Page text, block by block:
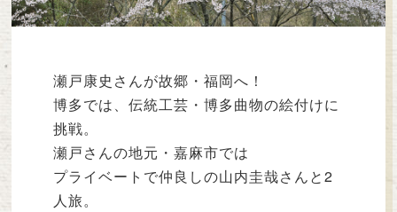
瀬戸康史さんが故郷・福岡へ！
博多では、伝統工芸・博多曲物の絵付けに
挑戦。
瀬戸さんの地元・嘉麻市では
プライベートで仲良しの山内圭哉さんと2
人旅。